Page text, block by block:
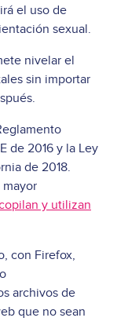
el uso de
sexual.
nivelar el
sin importar
de 2016 y la Ley
de 2018.
y utilizan
con Firefox,
archivos de
que no sean